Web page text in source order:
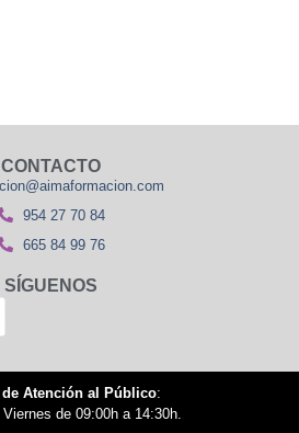
CONTACTO
954 27 70 84
665 84 99 76
SÍGUENOS
de Atención al Público:
de 09:00h a 14:30h.